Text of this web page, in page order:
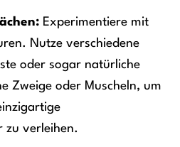
Experimentiere mit
Nutze verschiedene
oder sogar natürliche
Zweige oder Muscheln, um
zu verleihen.